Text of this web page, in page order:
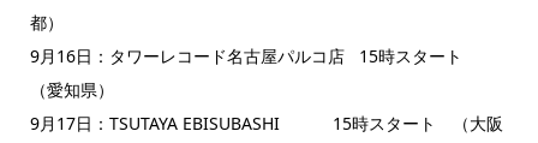
都）
9月16日：タワーレコード名古屋パルコ店 15時スタート
（愛知県）
9月17日：TSUTAYA EBISUBASHI 15時スタート （大阪